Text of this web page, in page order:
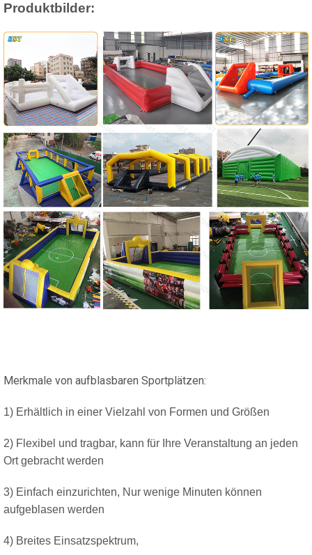
Produktbilder:
Merkmale von aufblasbaren Sportplätzen:
1) Erhältlich in einer Vielzahl von Formen und Größen
2) Flexibel und tragbar, kann für Ihre Veranstaltung an jeden
Ort gebracht werden
3) Einfach einzurichten, Nur wenige Minuten können
aufgeblasen werden
4) Breites Einsatzspektrum,